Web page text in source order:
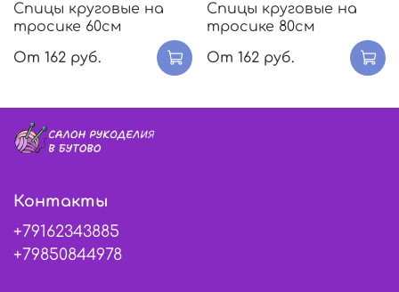
Спицы круговые на
тросике 60см
От 162 руб.
Спицы круговые на
тросике 80см
От 162 руб.
Контакты
+79162343885
+79850844978